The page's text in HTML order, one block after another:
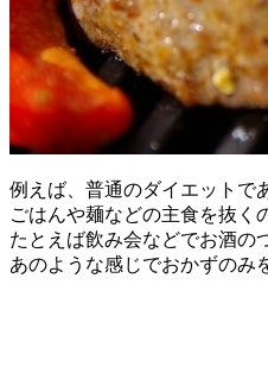
例えば、普通のダイエットで
ごはんや麺などの主食を抜く
たとえば飲み会などでお酒の
あのような感じでおかずのみ